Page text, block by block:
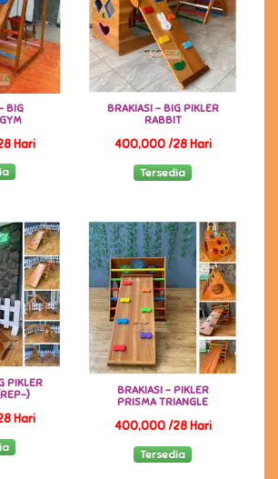
BIG
Hari
BRAKIASI - BIG PIKLER
RABBIT
400,000 /28 Hari
Tersedia
PIKLER
)
Hari
BRAKIASI - PIKLER
PRISMA TRIANGLE
400,000 /28 Hari
Tersedia